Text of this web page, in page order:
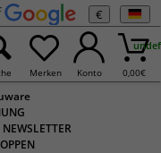
€
Merken Konto 0,00€